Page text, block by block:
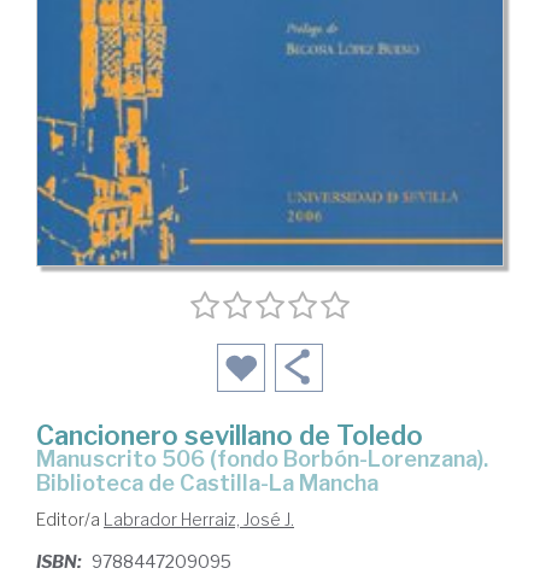
Cancionero sevillano de Toledo
manuscrito 506 (fondo Borbón-Lorenzana).
Biblioteca de Castilla-La Mancha
Editor/a Labrador Herraiz, José J.
ISBN: 9788447209095